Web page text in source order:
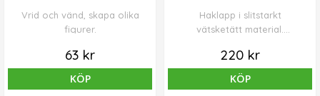
Vrid och vänd, skapa olika
figurer.
63 kr
KÖP
Haklapp i slitstarkt
vätsketätt material.
reglerbar halsvidd.
220 kr
KÖP